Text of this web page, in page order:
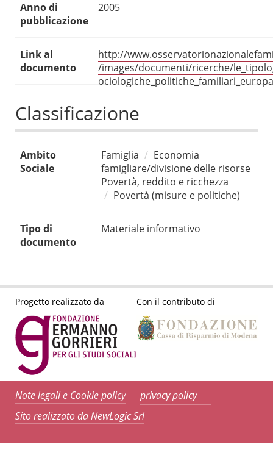
Anno di
pubblicazione
2005
Link al
documento
http://
/images/documenti/ricerche/
Classificazione
Ambito
Sociale
Famiglia
Economia
famigliare/divisione delle risorse
Povertà, reddito e ricchezza
Povertà (misure e politiche)
Tipo di
documento
Materiale informativo
Progetto realizzato da Con il contributo di
Note legali e Cookie policy
privacy policy
Sito realizzato da NewLogic Srl